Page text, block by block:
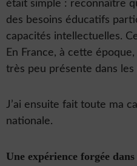
était simple : reconnaître
des besoins éducatifs
capacités intellectuelles.
En France, à cette
très peu présente dans
J’ai ensuite fait toute ma
nationale.
Une expérience forgée